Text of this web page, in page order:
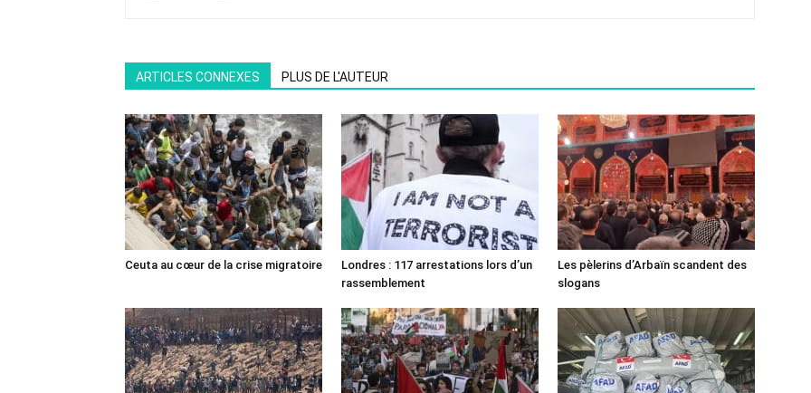
ARTICLES CONNEXES PLUS DE L'AUTEUR
Ceuta au cœur de la crise migratoire
Londres : 117 arrestations lors d’un
rassemblement
Les pèlerins d’Arbaïn scandent des
slogans